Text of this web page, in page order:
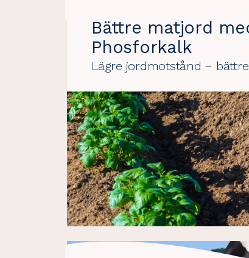
Bättre matjord
Phosforkalk
Lägre jordmotstånd –